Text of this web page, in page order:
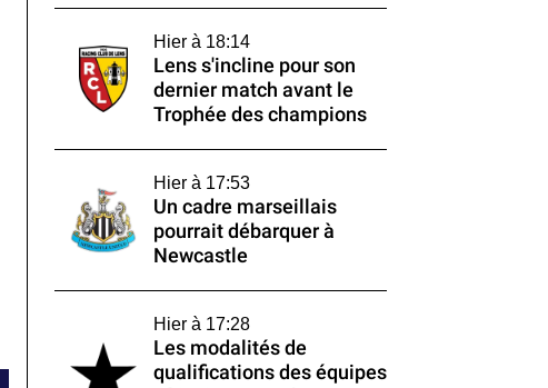
Hier à 18:14
Lens s'incline pour son
dernier match avant le
Trophée des champions
Hier à 17:53
Un cadre marseillais
pourrait débarquer à
Newcastle
Hier à 17:28
Les modalités de
qualifications des équipes